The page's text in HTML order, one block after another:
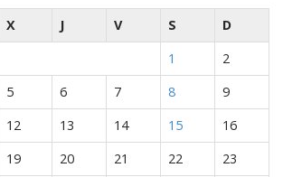
X J V S
D
1
2
5 6 7 8
9
12 13 14 15
16
19 20 21 22
23